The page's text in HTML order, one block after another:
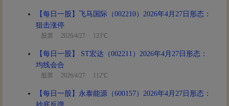
【每日一股】飞马国际（002210）2026年4月27日形态：
狙击涨停
股票 2026/4/27 123℃
【每日一股】 ST宏达（002211）2026年4月27日形态：
均线会合
股票 2026/4/27 112℃
【每日一股】永泰能源（600157）2026年4月27日形态：